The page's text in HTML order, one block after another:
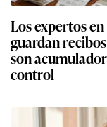
Los expertos
guardan
son
control